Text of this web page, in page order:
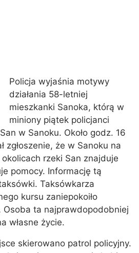
Policja wyjaśnia motywy
działania 58-letniej
mieszkanki Sanoka, którą w
miniony piątek policjanci
w Sanoku. Około godz. 16
zgłoszenie, że w Sanoku na
okolicach rzeki San znajduje
pomocy. Informację tą
Taksówkarza
kursu zaniepokoiło
Osoba ta najprawdopodobniej
własne życie.
skierowano patrol policyjny.